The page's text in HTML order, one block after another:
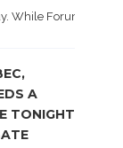
While Forum did
A
TONIGHT